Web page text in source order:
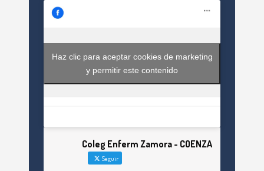
Haz clic para aceptar cookies de marketing
y permitir este contenido
Coleg Enferm Zamora - COENZA
Seguir